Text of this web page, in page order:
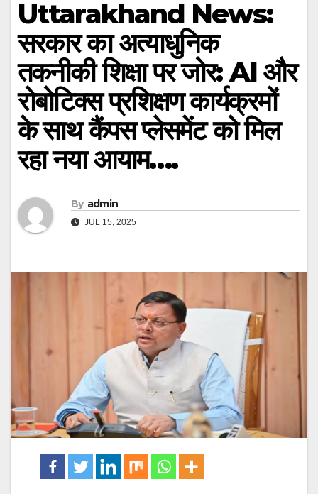
Uttarakhand News:
सरकार का अत्याधुनिक
तकनीकी शिक्षा पर जोर: AI और
रोबोटिक्स प्रशिक्षण कार्यक्रमों
के साथ कैंपस प्लेसमेंट को मिल
रहा नया आयाम….
By admin
JUL 15, 2025